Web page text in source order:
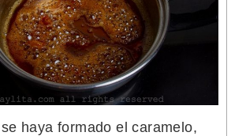
haya formado el caramelo,